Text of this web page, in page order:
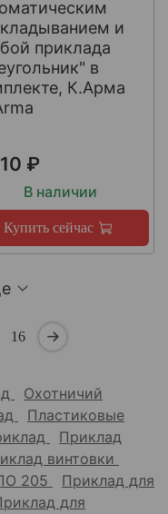
и
приклада
в
К.Арма
₽
В наличии
Купить сейчас
16
Охотничий
Пластиковые
Приклад
винтовки
205
Приклад для
для